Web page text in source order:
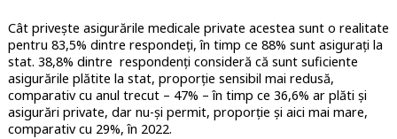
Cât privește asigurările medicale private acestea sunt o realitate
pentru 83,5% dintre respondeți, în timp ce 88% sunt asigurați la
stat. 38,8% dintre respondenți consideră că sunt suficiente
asigurările plătite la stat, proporție sensibil mai redusă,
comparativ cu anul trecut – 47% – în timp ce 36,6% ar plăti și
asigurări private, dar nu-și permit, proporție și aici mai mare,
comparativ cu 29%, în 2022.